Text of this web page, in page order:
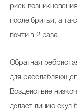
риск
после бритья, а
почти в 2 раза.
Обратная
для
Воздействие
делает линию скул